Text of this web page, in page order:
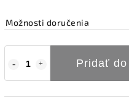
Možnosti doručenia
Pridať